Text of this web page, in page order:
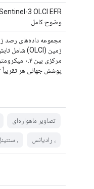
وضوح کامل
پوشش جهانی هر تقریباً ۲ روز یکبار است. OLCI یکی از ...
تصاویر ماهواره‌ای
، رادیانس ،